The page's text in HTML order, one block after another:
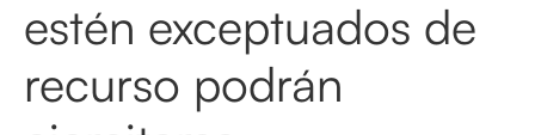
estén exceptuados de
recurso podrán